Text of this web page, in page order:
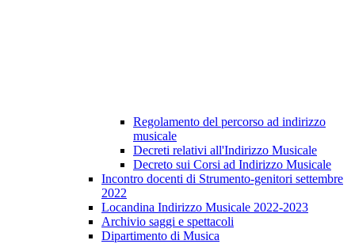
Regolamento del percorso ad indirizzo
musicale
Decreti relativi all'Indirizzo Musicale
Decreto sui Corsi ad Indirizzo Musicale
Incontro docenti di Strumento-genitori settembre
2022
Locandina Indirizzo Musicale 2022-2023
Archivio saggi e spettacoli
Dipartimento di Musica